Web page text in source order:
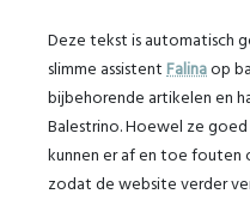
Deze tekst is automatisch
slimme assistentFalinaop
bijbehorende artikelen en
Balestrino. Hoewel ze
kunnen er af en toe fouten
zodat de website verder